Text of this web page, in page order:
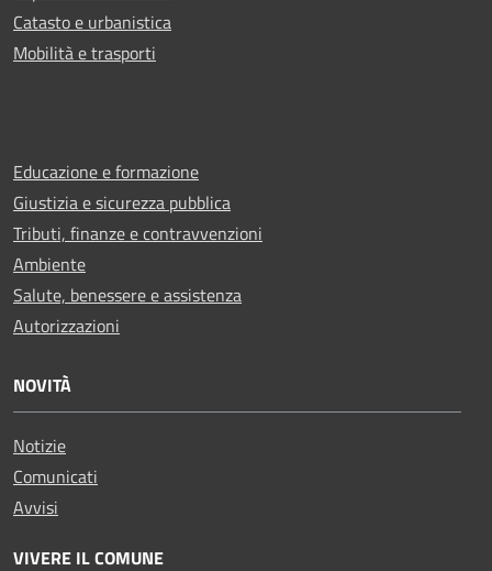
Catasto e urbanistica
Mobilità e trasporti
Educazione e formazione
Giustizia e sicurezza pubblica
Tributi, finanze e contravvenzioni
Ambiente
Salute, benessere e assistenza
Autorizzazioni
NOVITÀ
Notizie
Comunicati
Avvisi
VIVERE IL COMUNE